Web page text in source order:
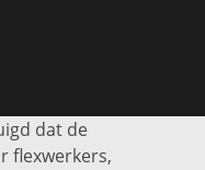
dat de
flexwerkers,